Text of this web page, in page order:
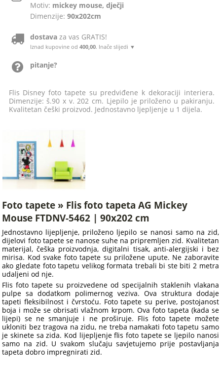
Motiv: mickey mouse, dječji
Dimenzije: 90x202cm
dostavaza vas GRATIS!
Iznad kupovine od 400,00. Inače slijedi ▼
pitanje?
Flis Disney foto tapete su predviđene k dekoraciji interiera.
Dimenzije: š.90 x v. 202 cm. Ljepilo je priloženo u pakiranju.
Kvalitetan češki proizvod. Jednostavno ljepljenje u 1 dijela.
Foto tapete » Flis foto tapeta AG Mickey
Mouse FTDNV-5462 | 90x202 cm
Jednostavno lijepljenje, priloženo ljepilo se nanosi samo na zid,
dijelovi foto tapete se nanose suhe na pripremljen zid. Kvalitetan
materijal, češka proizvodnja, digitalni tisak, anti-alergijski i bez
mirisa. Kod svake foto tapete su priložene upute. Ne zaboravite
ako gledate foto tapetu velikog formata trebali bi ste biti 2 metra
udaljeni od nje.
Flis foto tapete su proizvedene od specijalnih staklenih vlakana
pulpe sa dodatkom polimernog veziva. Ova struktura dodaje
tapeti fleksibilnost i čvrstoću. Foto tapete su perive, postojanost
boja i može se obrisati vlažnom krpom. Ova foto tapeta (kada se
lijepi) se ne smanjuje i ne proširuje. Flis foto tapete možete
ukloniti bez tragova na zidu, ne treba namakati foto tapetu samo
je skinete sa zida. Kod lijepljenje flis foto tapete se ljepilo nanosi
samo na zid. U svakom slučaju savjetujemo prije postavljanja
tapeta dobro impregnirati zid.